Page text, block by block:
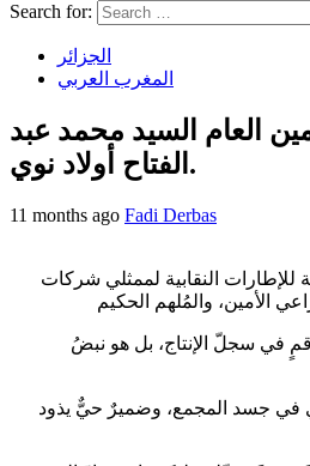
Search for:
الجزائر
المغرب العربي
العام السيد محمد عبد
الفتاح أولاد نوي.
11 months ago Fadi Derbas
للإطارات النقابية لممثلي شركات
رقمٍ في سجلّ الإنتاج، بل هو نبضُ
في جسد المجمع، وضميرٌ حيٌّ يذود